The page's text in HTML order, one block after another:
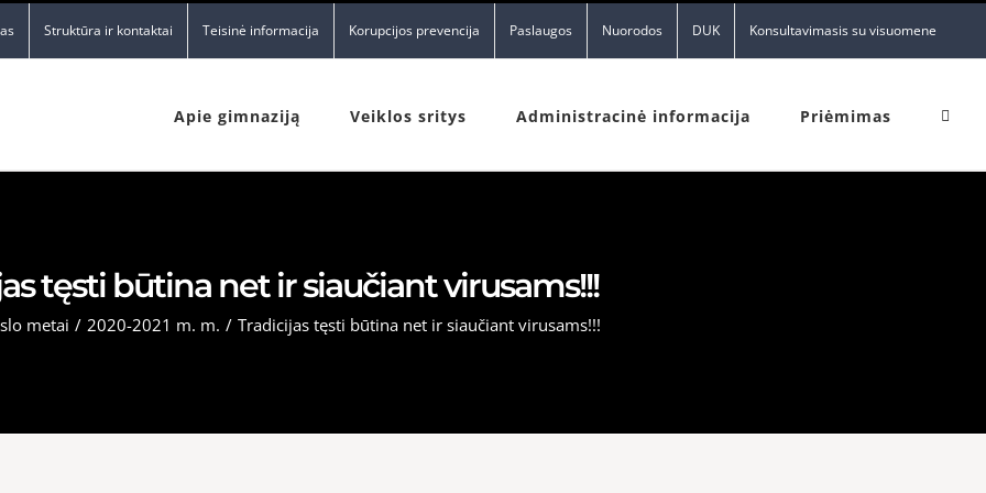
Struktūra ir kontaktai Teisinė informacija Korupcijos prevencija Paslaugos Nuorodos DUK Konsultavimasis su visuomene
Apie gimnaziją Veiklos sritys Administracinė informacija Priėmimas
tęsti būtina net ir siaučiant virusams!!!
metai / 2020-2021 m. m. / Tradicijas tęsti būtina net ir siaučiant virusams!!!